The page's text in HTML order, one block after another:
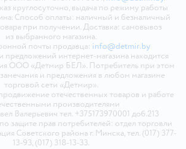
круглосуточно, выдача по режиму работы
Способ оплаты: наличный и безналичный
при получении. Доставка: самовывоз
из выбранного магазина.
почты продавца: info@detmir.by
предложений интернет-магазина находится
ООО «Детмир БЕЛ». Потребитель при этом
замечания и предложения в любом магазине
торговой сети «Детмир».
отечественных товаров и работе
производителями
Валерьевич тел. +375173970001 доб.213
защите прав потребителей: отдел торговли
Советского района г. Минска, тел. (017) 377-
13-93, (017) 318-13-33.